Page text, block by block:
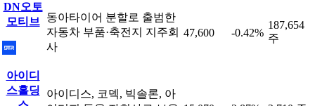
DN오토
모티브
동아타이어 분할로 출범한
자동차 부품·축전지 지주회
사
47,600 -0.42%
187,654
주
아이디
스홀딩
아이디스, 코덱, 빅솔론, 아